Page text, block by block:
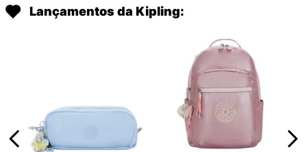
Lançamentos da Kipling: